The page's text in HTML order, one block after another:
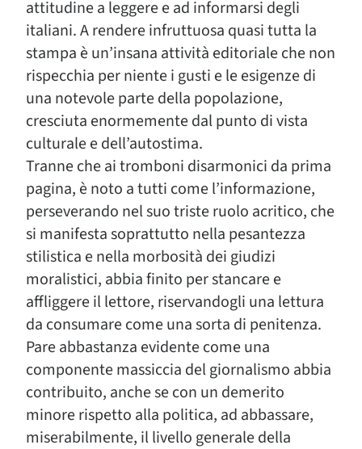
attitudine a leggere e ad informarsi degli
italiani. A rendere infruttuosa quasi tutta la
stampa è un’insana attività editoriale che non
rispecchia per niente i gusti e le esigenze di
una notevole parte della popolazione,
cresciuta enormemente dal punto di vista
culturale e dell’autostima.
Tranne che ai tromboni disarmonici da prima
pagina, è noto a tutti come l’informazione,
perseverando nel suo triste ruolo acritico, che
si manifesta soprattutto nella pesantezza
stilistica e nella morbosità dei giudizi
moralistici, abbia finito per stancare e
affliggere il lettore, riservandogli una lettura
da consumare come una sorta di penitenza.
Pare abbastanza evidente come una
componente massiccia del giornalismo abbia
contribuito, anche se con un demerito
minore rispetto alla politica, ad abbassare,
miserabilmente, il livello generale della